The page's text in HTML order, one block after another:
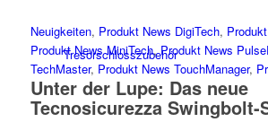
Tresorschlosszubehör
Neuigkeiten, Produkt News DigiTech,
Produkt News MiniTech,Produkt News
TechMaster, Produkt News TouchManager,
Unter der Lupe: Das neue
Tecnosicurezza Swingbolt-